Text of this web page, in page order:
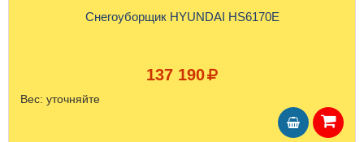
Снегоуборщик HYUNDAI HS6170E
137 190
Вес: уточняйте